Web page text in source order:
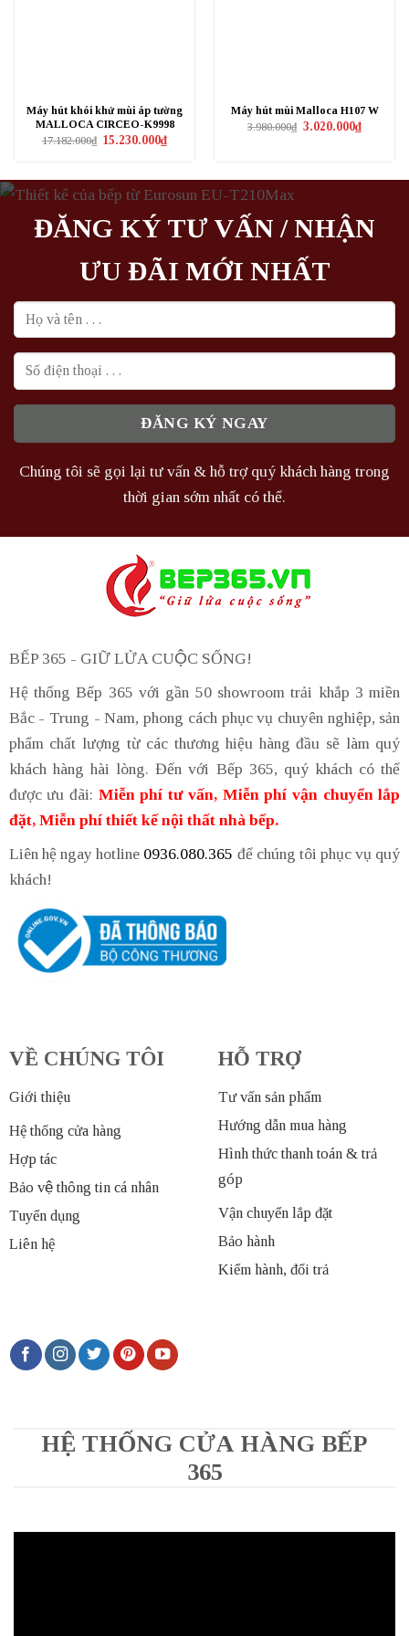
Máy hút khói khử mùi áp tường
MALLOCA CIRCEO-K9998
17.182.000₫ Giá
15.230.000₫Giá
hiện
15.230.000₫.
Máy hút mùi Malloca H107 W
3.980.000₫ Giá
3.020.000₫Giá
hiện
ĐĂNG KÝ TƯ VẤN / NHẬN
ƯU ĐÃI MỚI NHẤT
Chúng tôi sẽ gọi lại tư vấn & hỗ trợ quý khách hàng trong
thời gian sớm nhất có thể.
BẾP 365 - GIỮ LỬA CUỘC SỐNG!
Hệ thống Bếp 365 với gần 50 showroom trải khắp 3 miền
Bắc - Trung - Nam, phong cách phục vụ chuyên nghiệp, sản
phẩm chất lượng từ các thương hiệu hàng đầu sẽ làm quý
khách hàng hài lòng. Đến với Bếp 365, quý khách có thể
được ưu đãi: Miễn phí tư vấn, Miễn phí vận chuyển lắp
đặt, Miễn phí thiết kế nội thất nhà bếp.
Liên hệ ngay hotline 0936.080.365 để chúng tôi phục vụ quý
khách!
VỀ CHÚNG TÔI
Giới thiệu
Hệ thống cửa hàng
Hợp tác
Bảo vệ thông tin cá nhân
Tuyển dụng
Liên hệ
HỖ TRỢ
Tư vấn sản phẩm
Hướng dẫn mua hàng
Hình thức thanh toán & trả
góp
Vận chuyển lắp đặt
Bảo hành
Kiểm hành, đổi trả
HỆ THỐNG CỬA HÀNG BẾP
365